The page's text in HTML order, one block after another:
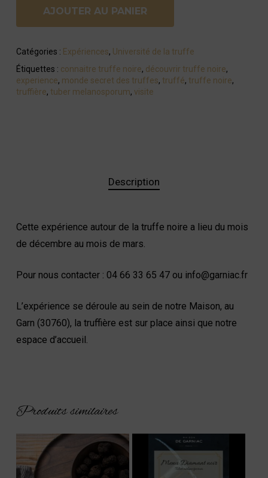
AJOUTER AU PANIER
Catégories : Expériences, Université de la truffe
Étiquettes : connaitre truffe noire, découvrir truffe noire,
experience, monde secret des truffes, truffé, truffe noire,
truffière, tuber melanosporum, visite
Description
Cette expérience autour de la truffe noire a lieu du mois
de décembre au mois de mars.
Pour nous contacter : 04 66 33 65 47 ou info@garniac.fr
L’expérience se déroule au sein de notre Maison, au
Garn (30760), la truffière est sur place ainsi que notre
espace d’accueil.
Produits similaires